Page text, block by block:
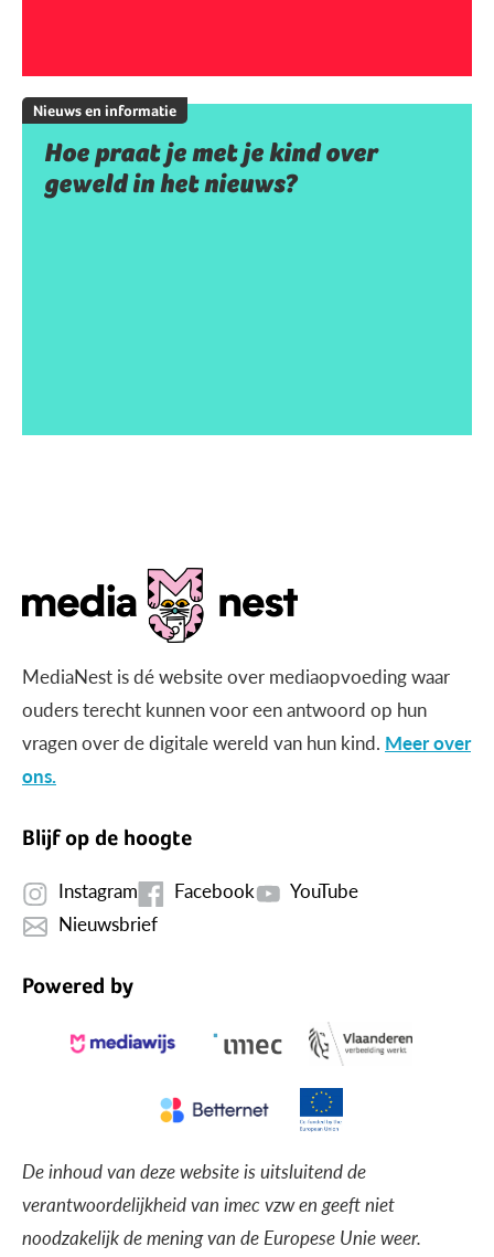
Nieuws en informatie
Hoe praat je met je kind over
geweld in het nieuws?
MediaNest is dé website over mediaopvoeding waar
ouders terecht kunnen voor een antwoord op hun
vragen over de digitale wereld van hun kind. Meer over
ons.
Blijf op de hoogte
Instagram Facebook
YouTube
Nieuwsbrief
Powered by
De inhoud van deze website is uitsluitend de
verantwoordelijkheid van imec vzw en geeft niet
noodzakelijk de mening van de Europese Unie weer.